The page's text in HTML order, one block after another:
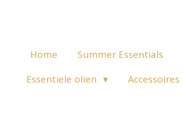
Home Summer Essentials
Essentiele olien
Accessoires